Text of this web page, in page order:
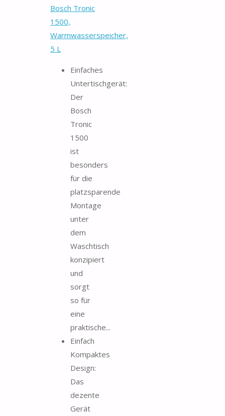
Bosch Tronic
1500,
Warmwasserspeicher,
5 L
Einfaches
Untertischgerät:
Der
Bosch
Tronic
1500
ist
besonders
für die
platzsparende
Montage
unter
dem
Waschtisch
konzipiert
und
sorgt
so für
eine
praktische...
Einfach
Kompaktes
Design:
Das
dezente
Gerät